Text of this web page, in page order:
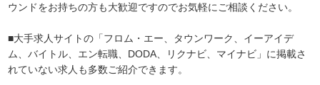
ウンドをお持ちの方も大歓迎ですのでお気軽にご相談ください。
■大手求人サイトの「フロム・エー、タウンワーク、イーアイデ
ム、バイトル、エン転職、DODA、リクナビ、マイナビ」に掲載さ
れていない求人も多数ご紹介できます。